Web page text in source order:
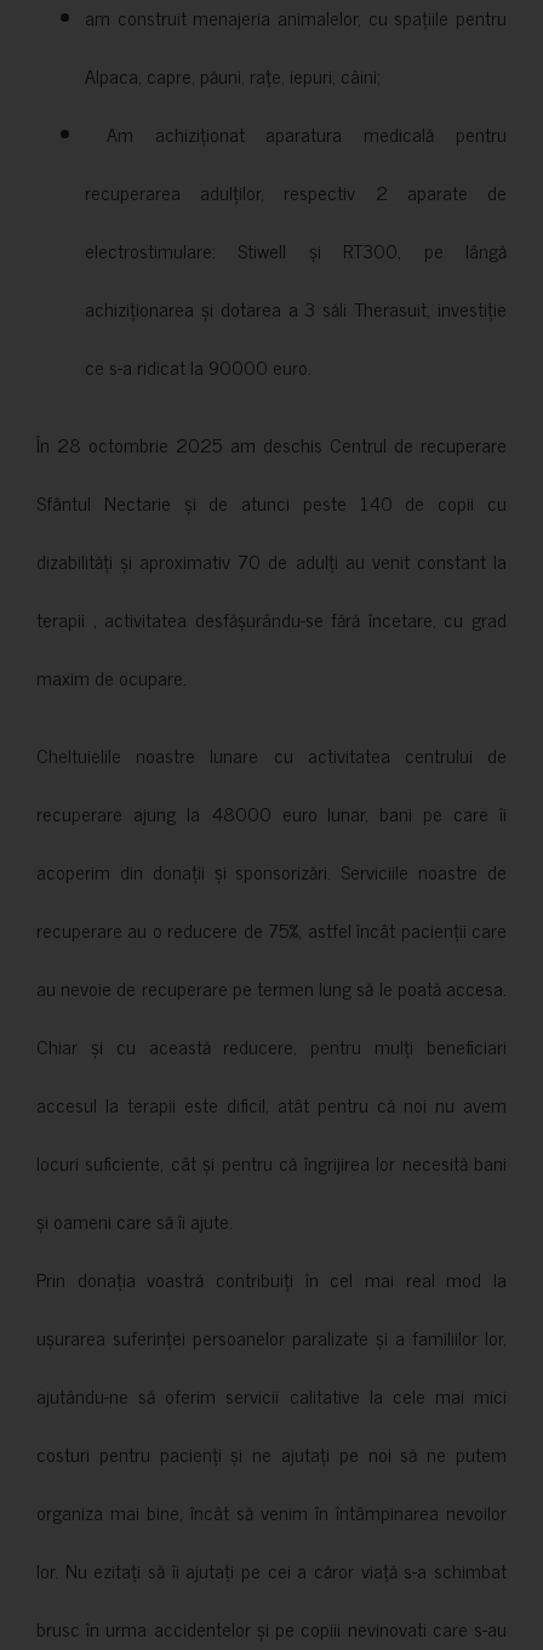
am construit menajeria animalelor, cu spațiile pentru
Alpaca, capre, păuni, rațe, iepuri, câini;
Am achiziționat aparatura medicală pentru
recuperarea adulților, respectiv 2 aparate de
electrostimulare: Stiwell și RT300, pe lângă
achiziționarea și dotarea a 3 săli Therasuit, investiție
ce s-a ridicat la 90000 euro.
În 28 octombrie 2025 am deschis Centrul de recuperare
Sfântul Nectarie și de atunci peste 140 de copii cu
dizabilități și aproximativ 70 de adulți au venit constant la
terapii , activitatea desfășurându-se fără încetare, cu grad
maxim de ocupare.
Cheltuielile noastre lunare cu activitatea centrului de
recuperare ajung la 48000 euro lunar, bani pe care îi
acoperim din donații și sponsorizări. Serviciile noastre de
recuperare au o reducere de 75%, astfel încât pacienții care
au nevoie de recuperare pe termen lung să le poată accesa.
Chiar și cu această reducere, pentru mulți beneficiari
accesul la terapii este dificil, atât pentru că noi nu avem
locuri suficiente, cât și pentru că îngrijirea lor necesită bani
și oameni care să îi ajute.
Prin donația voastră contribuiți în cel mai real mod la
ușurarea suferinței persoanelor paralizate și a familiilor lor,
ajutându-ne să oferim servicii calitative la cele mai mici
costuri pentru pacienți și ne ajutați pe noi să ne putem
organiza mai bine, încât să venim în întâmpinarea nevoilor
lor. Nu ezitați să îi ajutați pe cei a căror viață s-a schimbat
brusc în urma accidentelor și pe copiii nevinovati care s-au